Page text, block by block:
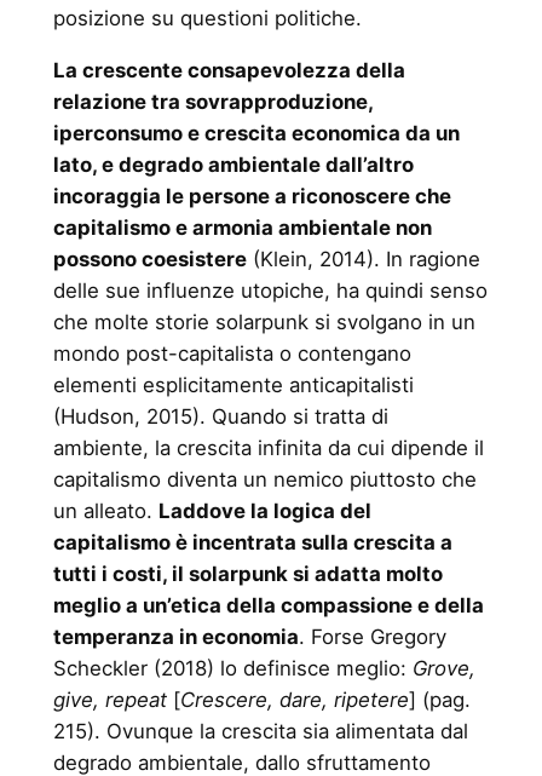
posizione su questioni politiche.
La crescente consapevolezza della
relazione tra sovrapproduzione,
iperconsumo e crescita economica da un
lato, e degrado ambientale dall’altro
incoraggia le persone a riconoscere che
capitalismo e armonia ambientale non
possono coesistere(Klein, 2014). In ragione
delle sue influenze utopiche, ha quindi senso
che molte storie solarpunk si svolgano in un
mondo post-capitalista o contengano
elementi esplicitamente anticapitalisti
(Hudson, 2015). Quando si tratta di
ambiente, la crescita infinita da cui dipende il
capitalismo diventa un nemico piuttosto che
un alleato. Laddove la logica del
capitalismo è incentrata sulla crescita a
tutti i costi, il solarpunk si adatta molto
meglio a un’etica della compassione e della
temperanza in economia. Forse Gregory
Scheckler (2018) lo definisce meglio: Grove,
give, repeat[Crescere, dare, ripetere] (pag.
215). Ovunque la crescita sia alimentata dal
degrado ambientale, dallo sfruttamento